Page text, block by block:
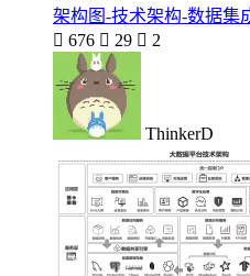
架构图-技术架构-数据集
 676  29  2
ThinkerD